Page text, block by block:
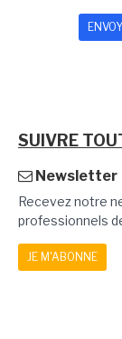
SUIVRE
Newsletter
Recevez notre
professionnels
JE M'ABONNE